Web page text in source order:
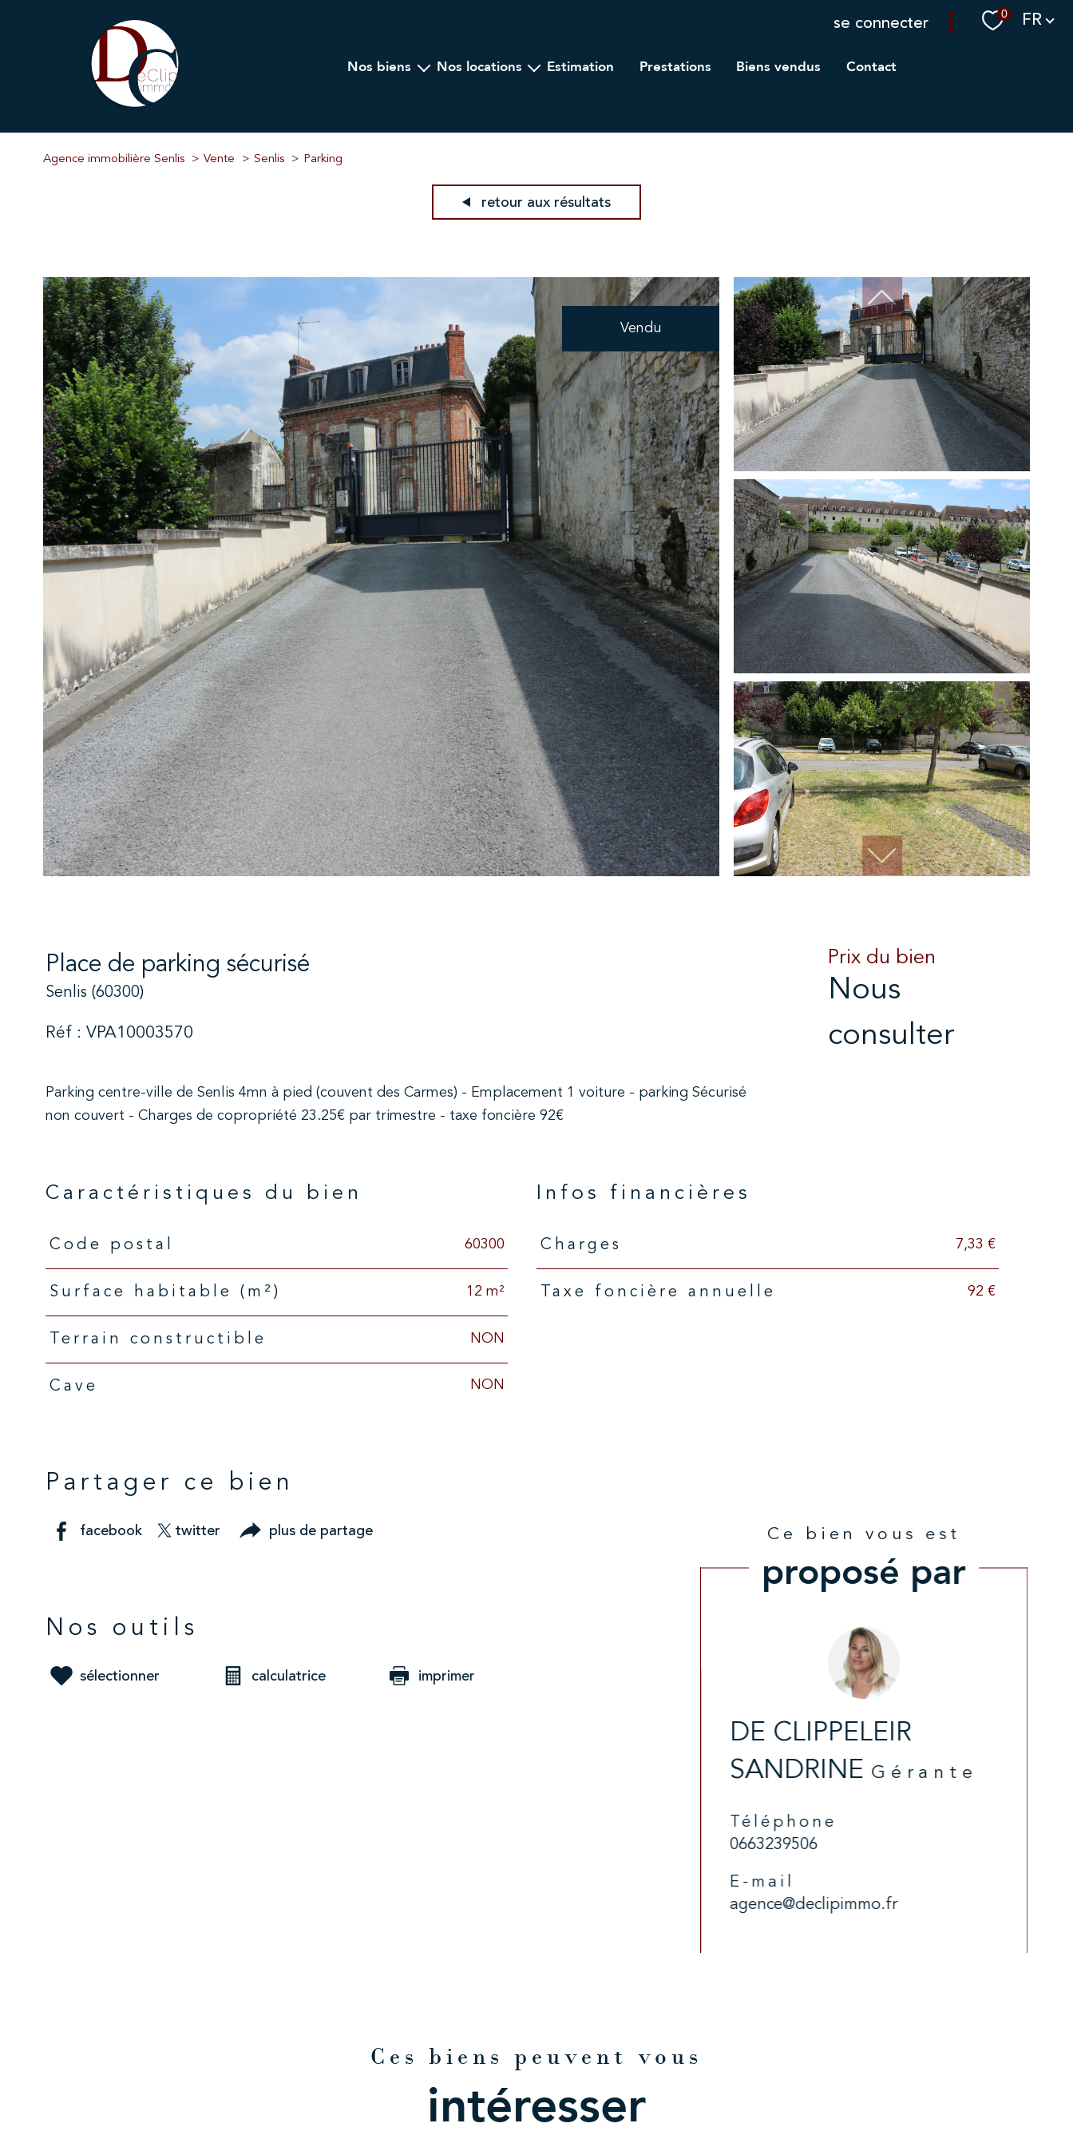
se connecter 0 Langue
FR
nos biens
Programme Neuf
Immobilier Professionnel
nos locations
Locations saisonnières
estimation prestations biens vendus contact
Agence immobilière Senlis Vente Senlis Parking
retour aux résultats
Vendu
Place de parking sécurisé
Senlis (60300)
Réf : VPA10003570
Parking centre-ville de Senlis 4mn à pied (couvent des Carmes) - Emplacement 1 voiture - parking Sécurisé
non couvert - Charges de copropriété 23.25€ par trimestre - taxe foncière 92€
Prix du bien
Nous
consulter
Caractéristiques du bien
Caractéristiques Valeurs
Code postal 60300
Surface habitable (m²) 12 m²
Terrain constructible NON
Cave NON
Infos financières
Caractéristiques
Charges 7,33 €
Taxe foncière annuelle 92 €
Partager ce bien
facebook twitter plus de partage
Nos outils
sélectionner calculatrice imprimer
Ce bien vous est
proposé par
DE CLIPPELEIR
SANDRINE Gérante
Téléphone
0663239506
E-mail
agence@declipimmo.fr
Ces biens peuvent vous
intéresser